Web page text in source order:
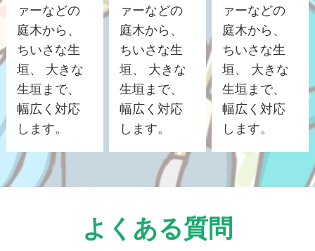
ァーなどの
庭木から、
ちいさな生
垣、 大きな
生垣まで、
幅広く対応
します。
ァーなどの
庭木から、
ちいさな生
垣、 大きな
生垣まで、
幅広く対応
します。
ァーなどの
庭木から、
ちいさな生
垣、 大きな
生垣まで、
幅広く対応
します。
よくある質問